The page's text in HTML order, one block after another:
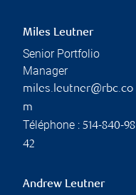
Miles Leutner
Senior Portfolio
Manager
miles.leutner@rbc.co
m
Téléphone : 514-840-98
42
Andrew Leutner